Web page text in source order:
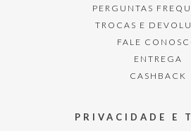
PERGUNTAS
TROCAS E
FALE
ENTREGA
CASHBACK
PRIVACIDADE E